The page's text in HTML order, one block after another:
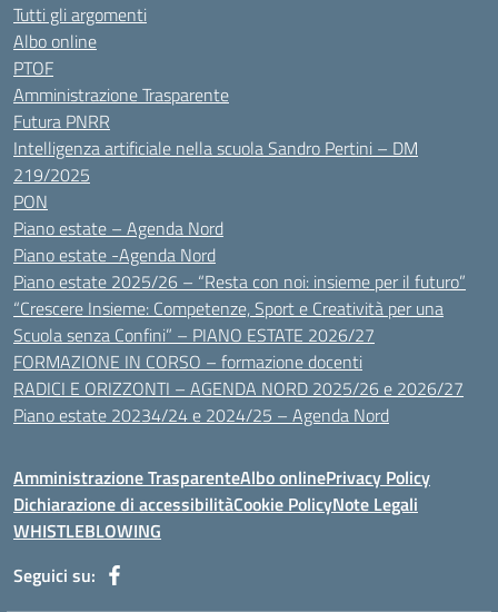
Tutti gli argomenti
Albo online
PTOF
Amministrazione Trasparente
Futura PNRR
Intelligenza artificiale nella scuola Sandro Pertini – DM
219/2025
PON
Piano estate – Agenda Nord
Piano estate -Agenda Nord
Piano estate 2025/26 – “Resta con noi: insieme per il futuro”
“Crescere Insieme: Competenze, Sport e Creatività per una
Scuola senza Confini” – PIANO ESTATE 2026/27
FORMAZIONE IN CORSO – formazione docenti
RADICI E ORIZZONTI – AGENDA NORD 2025/26 e 2026/27
Piano estate 20234/24 e 2024/25 – Agenda Nord
Amministrazione TrasparenteAlbo onlinePrivacy Policy
Dichiarazione di accessibilitàCookie PolicyNote Legali
WHISTLEBLOWING
Seguici su: